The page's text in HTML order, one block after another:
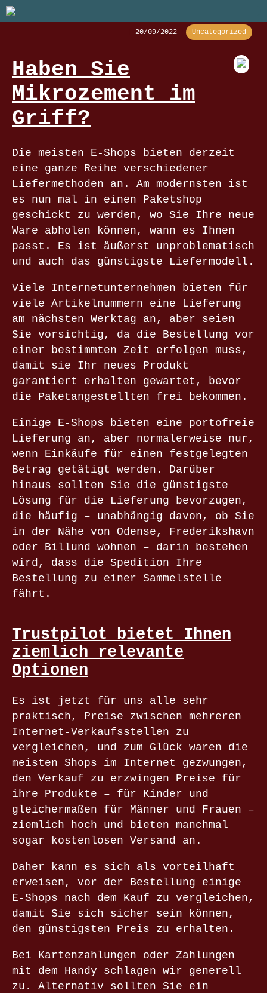
20/09/2022 Uncategorized
Haben Sie
Mikrozement im
Griff?
Die meisten E-Shops bieten derzeit
eine ganze Reihe verschiedener
Liefermethoden an. Am modernsten ist
es nun mal in einen Paketshop
geschickt zu werden, wo Sie Ihre neue
Ware abholen können, wann es Ihnen
passt. Es ist äußerst unproblematisch
und auch das günstigste Liefermodell.
Viele Internetunternehmen bieten für
viele Artikelnummern eine Lieferung
am nächsten Werktag an, aber seien
Sie vorsichtig, da die Bestellung vor
einer bestimmten Zeit erfolgen muss,
damit sie Ihr neues Produkt
garantiert erhalten gewartet, bevor
die Paketangestellten frei bekommen.
Einige E-Shops bieten eine portofreie
Lieferung an, aber normalerweise nur,
wenn Einkäufe für einen festgelegten
Betrag getätigt werden. Darüber
hinaus sollten Sie die günstigste
Lösung für die Lieferung bevorzugen,
die häufig – unabhängig davon, ob Sie
in der Nähe von Odense, Frederikshavn
oder Billund wohnen – darin bestehen
wird, dass die Spedition Ihre
Bestellung zu einer Sammelstelle
fährt.
Trustpilot bietet Ihnen
ziemlich relevante
Optionen
Es ist jetzt für uns alle sehr
praktisch, Preise zwischen mehreren
Internet-Verkaufsstellen zu
vergleichen, und zum Glück waren die
meisten Shops im Internet gezwungen,
den Verkauf zu erzwingen Preise für
ihre Produkte – für Kinder und
gleichermaßen für Männer und Frauen –
ziemlich hoch und bieten manchmal
sogar kostenlosen Versand an.
Daher kann es sich als vorteilhaft
erweisen, vor der Bestellung einige
E-Shops nach dem Kauf zu vergleichen,
damit Sie sich sicher sein können,
den günstigsten Preis zu erhalten.
Bei Kartenzahlungen oder Zahlungen
mit dem Handy schlagen wir generell
zu. Alternativ sollten Sie ein